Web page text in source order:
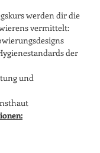
werden dir die
vermittelt:
der
und